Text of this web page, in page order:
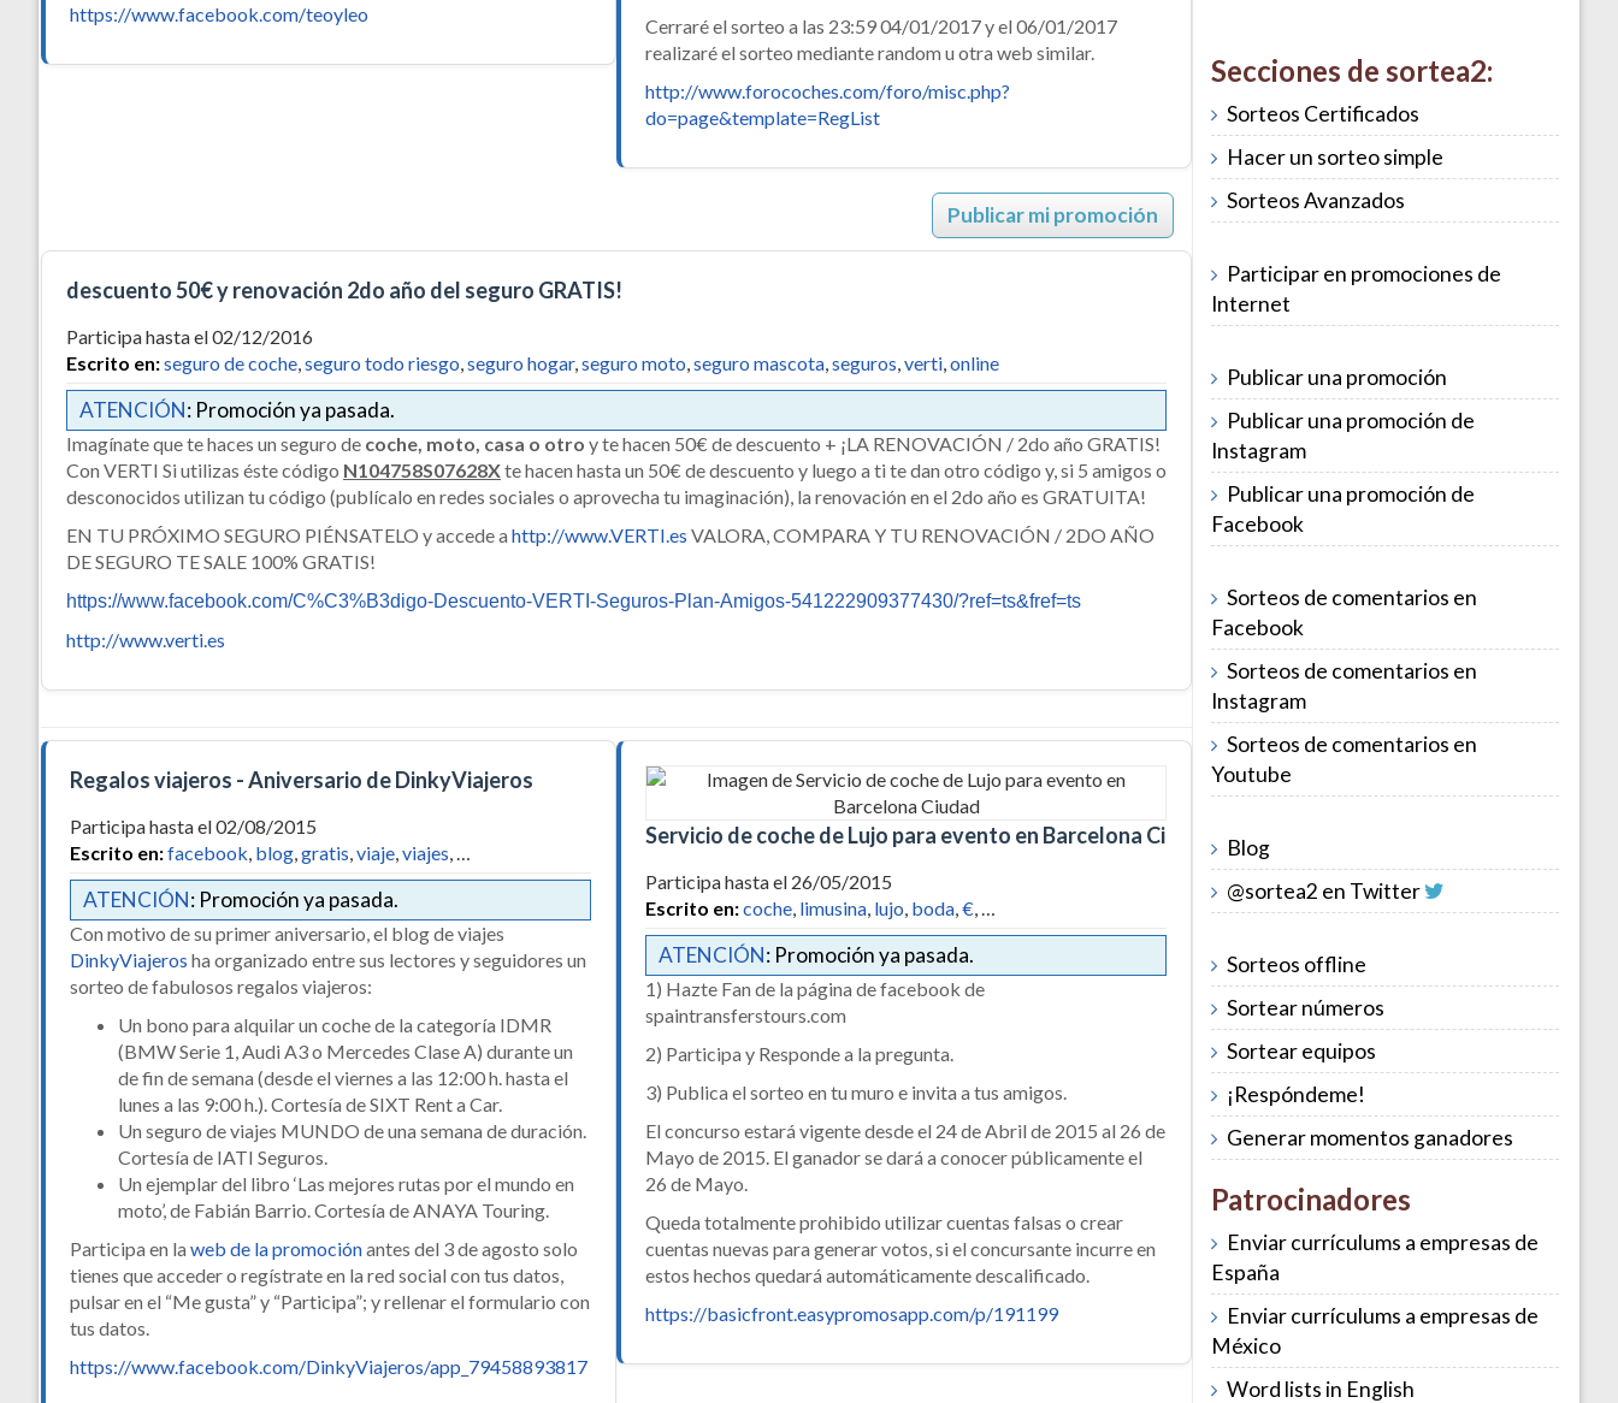
https://www.facebook.com/teoyleo
Cerraré el sorteo a las 23:59 04/01/2017 y el 06/01/2017
realizaré el sorteo mediante random u otra web similar.
http://www.forocoches.com/foro/misc.php?
do=page&template=RegList
Publicar mi promoción
descuento 50€ y renovación 2do año del seguro GRATIS!
Participa hasta el 02/12/2016
Escrito en:seguro de coche,seguro todo riesgo,seguro hogar,seguro moto,seguro mascota,seguros,verti,online
ATENCIÓN: Promoción ya pasada.
Imagínate que te haces un seguro de coche, moto, casa o otro y te hacen 50€ de descuento + ¡LA RENOVACIÓN / 2do año GRATIS!
Con VERTI Si utilizas éste código N104758S07628Xte hacen hasta un 50€ de descuento y luego a ti te dan otro código y, si 5 amigos o
desconocidos utilizan tu código (publícalo en redes sociales o aprovecha tu imaginación), la renovación en el 2do año es GRATUITA!
EN TU PRÓXIMO SEGURO PIÉNSATELO y accede a http://www.VERTI.es VALORA, COMPARA Y TU RENOVACIÓN / 2DO AÑO
DE SEGURO TE SALE 100% GRATIS!
https://www.facebook.com/C%C3%B3digo-Descuento-VERTI-Seguros-Plan-Amigos-541222909377430/?ref=ts&fref=ts
http://www.verti.es
Regalos viajeros - Aniversario de DinkyViajeros
Participa hasta el 02/08/2015
Escrito en:facebook, blog,gratis,viaje,viajes, …
ATENCIÓN: Promoción ya pasada.
Con motivo de su primer aniversario, el blog de viajes
DinkyViajeros ha organizado entre sus lectores y seguidores un
sorteo de fabulosos regalos viajeros:
Un bono para alquilar un coche de la categoría IDMR
(BMW Serie 1, Audi A3 o Mercedes Clase A) durante un
de fin de semana (desde el viernes a las 12:00 h. hasta el
lunes a las 9:00 h.). Cortesía de SIXT Rent a Car.
Un seguro de viajes MUNDO de una semana de duración.
Cortesía de IATI Seguros.
Un ejemplar del libro ‘Las mejores rutas por el mundo en
moto’, de Fabián Barrio. Cortesía de ANAYA Touring.
Participa en la web de la promociónantes del 3 de agosto solo
tienes que acceder o regístrate en la red social con tus datos,
pulsar en el “Me gusta” y “Participa”; y rellenar el formulario con
tus datos.
https://www.facebook.com/DinkyViajeros/app_79458893817
Servicio de coche de Lujo para evento en Barcelona Ciudad
Participa hasta el 26/05/2015
Escrito en:coche, limusina, lujo, boda,€, …
ATENCIÓN: Promoción ya pasada.
1) Hazte Fan de la página de facebook de
spaintransferstours.com
2) Participa y Responde a la pregunta.
3) Publica el sorteo en tu muro e invita a tus amigos.
El concurso estará vigente desde el 24 de Abril de 2015 al 26 de
Mayo de 2015. El ganador se dará a conocer públicamente el
26 de Mayo.
Queda totalmente prohibido utilizar cuentas falsas o crear
cuentas nuevas para generar votos, si el concursante incurre en
estos hechos quedará automáticamente descalificado.
https://basicfront.easypromosapp.com/p/191199
Secciones de sortea2:
Sorteos Certificados
Hacer un sorteo simple
Sorteos Avanzados
Participar en promociones de
Internet
Publicar una promoción
Publicar una promoción de
Instagram
Publicar una promoción de
Facebook
Sorteos de comentarios en
Facebook
Sorteos de comentarios en
Instagram
Sorteos de comentarios en
Youtube
Blog
@sortea2 en Twitter
Sorteos offline
Sortear números
Sortear equipos
¡Respóndeme!
Generar momentos ganadores
Patrocinadores
Enviar currículums a empresas de
España
Enviar currículums a empresas de
México
Word lists in English